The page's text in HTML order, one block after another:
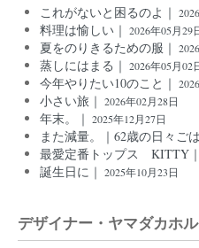
これがないと困るのよ｜
料理は愉しい｜ 2026年05月29
夏をのりきるための服｜
蒸しにはまる｜ 2026年05月02
今年やりたい10のこと｜
小さい旅｜ 2026年02月28日
年末。｜ 2025年12月27日
また減量。｜62歳の日々ご
最愛定番トップス KITTY｜
誕生日に｜ 2025年10月23日
デザイナー・ヤマダカホ